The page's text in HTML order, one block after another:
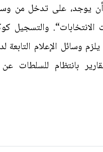
أن يوجد، على تدخل من
والتسجيل
وسائل الإعلام التابعة
بانتظام للسلطات